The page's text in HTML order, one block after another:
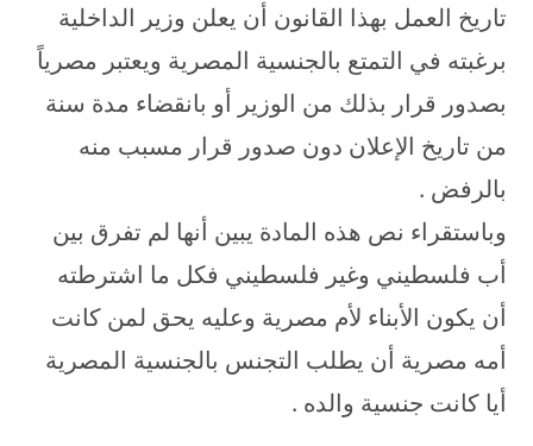
تاريخ العمل بهذا القانون أن يعلن وزير الداخلية
برغبته في التمتع بالجنسية المصرية ويعتبر مصرياً
بصدور قرار بذلك من الوزير أو بانقضاء مدة سنة
من تاريخ الإعلان دون صدور قرار مسبب منه
بالرفض .
وباستقراء نص هذه المادة يبين أنها لم تفرق بين
أب فلسطيني وغير فلسطيني فكل ما اشترطته
أن يكون الأبناء لأم مصرية وعليه يحق لمن كانت
أمه مصرية أن يطلب التجنس بالجنسية المصرية
أيا كانت جنسية والده .